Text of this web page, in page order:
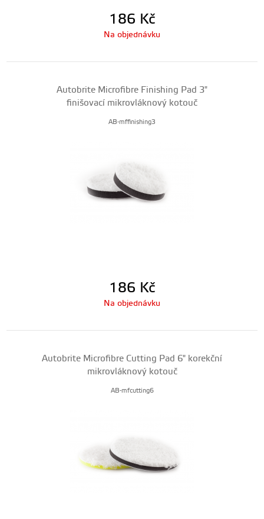
186 Kč
Na objednávku
Autobrite Microfibre Finishing Pad 3"
finišovací mikrovláknový kotouč
AB-mffinishing3
186 Kč
Na objednávku
Autobrite Microfibre Cutting Pad 6" korekční
mikrovláknový kotouč
AB-mfcutting6